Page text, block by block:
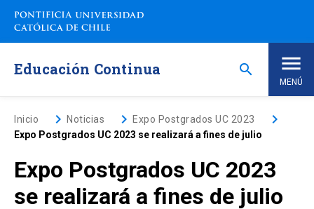
Saltar
contenido
Educación Continua search
MENÚ
Inicio
Programas de Estudio
Inicio keyboard_arrow_rightNoticias keyboard_arrow_rightExpo Postgrados UC 2023 keyboard_arrow_right
Expo Postgrados UC 2023 se realizará a fines de julio
Expo Postgrados UC 2023
se realizará a fines de julio